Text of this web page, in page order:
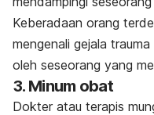
Keberadaan orang
mengenali gejala
oleh seseorang yang
3. Minum obat
Dokter atau terapis